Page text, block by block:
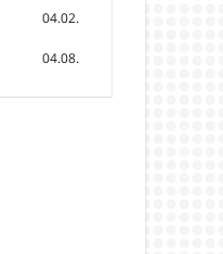
04.02.
04.08.